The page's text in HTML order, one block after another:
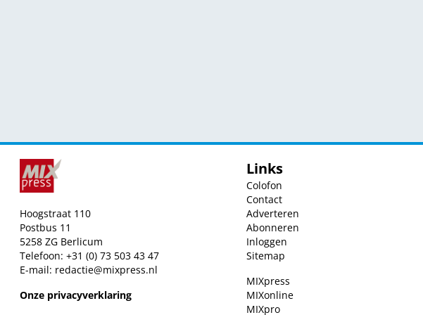
Hoogstraat 110
Postbus 11
5258 ZG Berlicum
Telefoon: +31 (0) 73 503 43 47
E-mail: redactie@mixpress.nl
Onze privacyverklaring
Links
Colofon
Contact
Adverteren
Abonneren
Inloggen
Sitemap
MIXpress
MIXonline
MIXpro